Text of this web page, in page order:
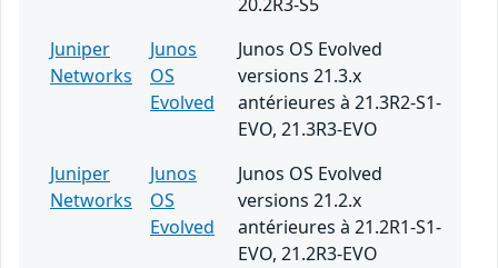
Juniper
Networks
Junos
OS
Evolved
Junos OS Evolved
versions 21.3.x
antérieures à 21.3R2-S1-
EVO, 21.3R3-EVO
Juniper
Networks
Junos
OS
Evolved
Junos OS Evolved
versions 21.2.x
antérieures à 21.2R1-S1-
EVO, 21.2R3-EVO